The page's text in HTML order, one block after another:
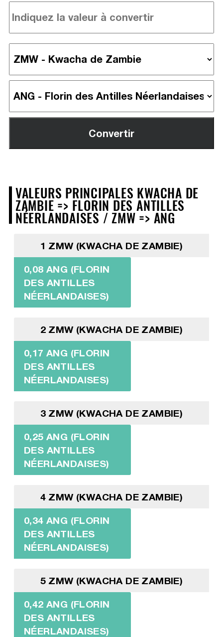
VALEURS PRINCIPALES KWACHA DE
ZAMBIE => FLORIN DES ANTILLES
NÉERLANDAISES / ZMW => ANG
1 ZMW (KWACHA DE ZAMBIE)
0,08 ANG (FLORIN
DES ANTILLES
NÉERLANDAISES)
2 ZMW (KWACHA DE ZAMBIE)
0,17 ANG (FLORIN
DES ANTILLES
NÉERLANDAISES)
3 ZMW (KWACHA DE ZAMBIE)
0,25 ANG (FLORIN
DES ANTILLES
NÉERLANDAISES)
4 ZMW (KWACHA DE ZAMBIE)
0,34 ANG (FLORIN
DES ANTILLES
NÉERLANDAISES)
5 ZMW (KWACHA DE ZAMBIE)
0,42 ANG (FLORIN
DES ANTILLES
NÉERLANDAISES)